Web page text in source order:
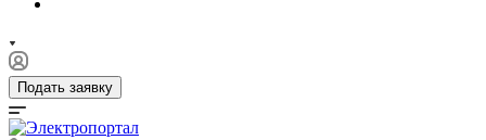
Подать заявку